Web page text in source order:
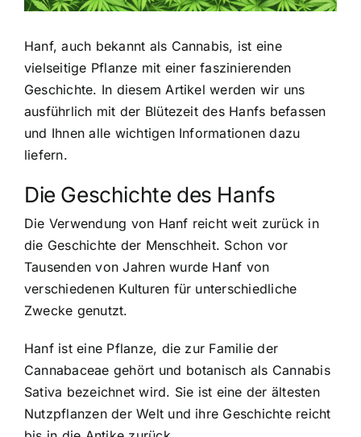
Hanf, auch bekannt als Cannabis, ist eine
vielseitige Pflanze mit einer faszinierenden
Geschichte. In diesem Artikel werden wir uns
ausführlich mit der Blütezeit des Hanfs befassen
und Ihnen alle wichtigen Informationen dazu
liefern.
Die Geschichte des Hanfs
Die Verwendung von Hanf reicht weit zurück in
die Geschichte der Menschheit. Schon vor
Tausenden von Jahren wurde Hanf von
verschiedenen Kulturen für unterschiedliche
Zwecke genutzt.
Hanf ist eine Pflanze, die zur Familie der
Cannabaceae gehört und botanisch als Cannabis
Sativa bezeichnet wird. Sie ist eine der ältesten
Nutzpflanzen der Welt und ihre Geschichte reicht